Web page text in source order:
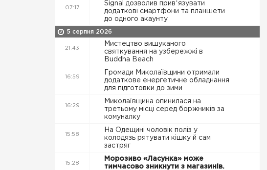
07:17
Signal дозволив привʼязувати
додаткові смартфони та планшети
до одного акаунту
5 серпня 2026
21:43
Мистецтво вишуканого
святкування на узбережжі в
Buddha Beach
16:59
Громади Миколаївщини отримали
додаткове енергетичне обладнання
для підготовки до зими
16:29
Миколаївщина опинилася на
третьому місці серед боржників за
комуналку
15:58
На Одещині чоловік поліз у
колодязь рятувати кішку й сам
застряг
15:28
Морозиво «Ласунка» може
тимчасово зникнути з магазинів.